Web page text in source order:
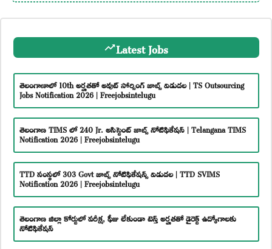
Latest Jobs
తెలంగాణాలో 10th అర్హతతో అవుట్ సోర్సింగ్ జాబ్స్ విడుదల | TS Outsourcing
Jobs Notification 2026 | Freejobsintelugu
తెలంగాణ TIMS లో 240 Jr. అసిస్టెంట్ జాబ్స్ నోటిఫికేషన్ | Telangana TIMS
Notification 2026 | Freejobsintelugu
TTD సంస్థలో 303 Govt జాబ్స్ నోటిఫికేషన్స్ విడుదల | TTD SVIMS
Notification 2026 | Freejobsintelugu
తెలంగాణ జిల్లా కోర్టులో పరీక్ష, ఫీజు లేకుండా టెన్త్ అర్హతతో డైరెక్ట్ ఉద్యోగాలకు
నోటిఫికేషన్